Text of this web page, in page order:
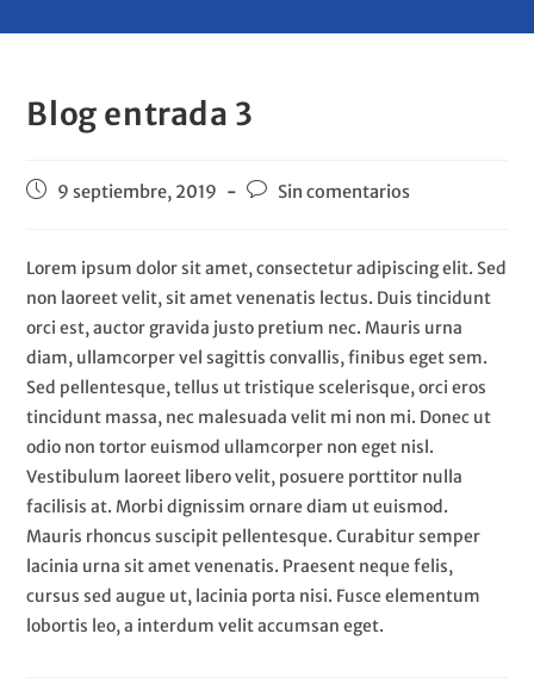
Blog entrada 3
9 septiembre, 2019 Sin comentarios
Lorem ipsum dolor sit amet, consectetur adipiscing elit. Sed
non laoreet velit, sit amet venenatis lectus. Duis tincidunt
orci est, auctor gravida justo pretium nec. Mauris urna
diam, ullamcorper vel sagittis convallis, finibus eget sem.
Sed pellentesque, tellus ut tristique scelerisque, orci eros
tincidunt massa, nec malesuada velit mi non mi. Donec ut
odio non tortor euismod ullamcorper non eget nisl.
Vestibulum laoreet libero velit, posuere porttitor nulla
facilisis at. Morbi dignissim ornare diam ut euismod.
Mauris rhoncus suscipit pellentesque. Curabitur semper
lacinia urna sit amet venenatis. Praesent neque felis,
cursus sed augue ut, lacinia porta nisi. Fusce elementum
lobortis leo, a interdum velit accumsan eget.